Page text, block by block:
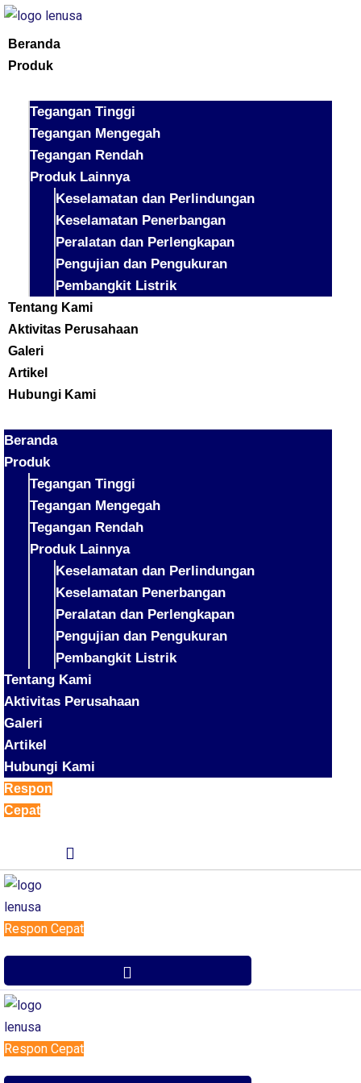
Beranda
Produk
Tegangan Tinggi
Tegangan Mengegah
Tegangan Rendah
Produk Lainnya
Keselamatan dan Perlindungan
Keselamatan Penerbangan
Peralatan dan Perlengkapan
Pengujian dan Pengukuran
Pembangkit Listrik
Tentang Kami
Aktivitas Perusahaan
Galeri
Artikel
Hubungi Kami
Beranda
Produk
Tegangan Tinggi
Tegangan Mengegah
Tegangan Rendah
Produk Lainnya
Keselamatan dan Perlindungan
Keselamatan Penerbangan
Peralatan dan Perlengkapan
Pengujian dan Pengukuran
Pembangkit Listrik
Tentang Kami
Aktivitas Perusahaan
Galeri
Artikel
Hubungi Kami
Respon
Cepat
Respon Cepat
Respon Cepat